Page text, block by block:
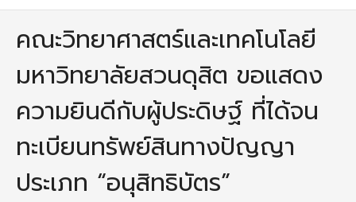
- ปรัชญาการจัดการศึกษา มหาวิทยาลัยสวนดุสิต
- ปรัชญา วิสัยทัศน์ พันธกิจ ของคณะ
- ประวัติความเป็นมาของคณะ
- บุคลากร
คณะวิทยาศาสตร์และเทคโนโลยี
มหาวิทยาลัยสวนดุสิต ขอแสดง
ความยินดีกับผู้ประดิษฐ์ ที่ได้จน
ทะเบียนทรัพย์สินทางปัญญา
ประเภท “อนุสิทธิบัตร”